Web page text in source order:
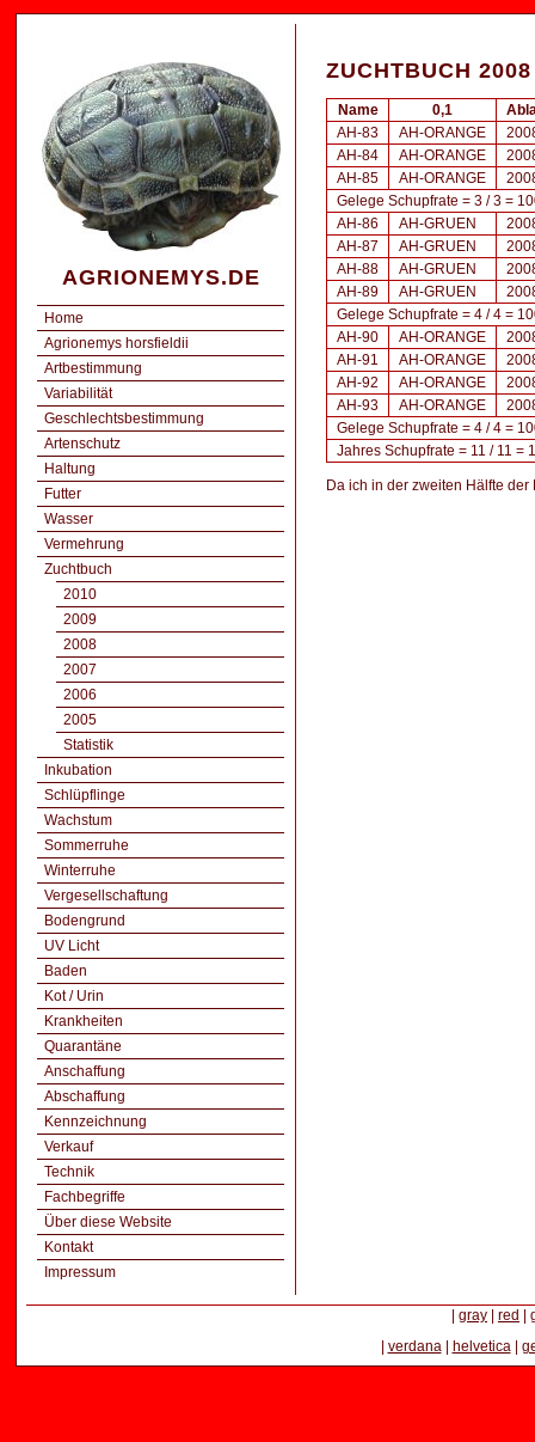
AGRIONEMYS.DE
Home
Agrionemys horsfieldii
Artbestimmung
Variabilität
Geschlechtsbestimmung
Artenschutz
Haltung
Futter
Wasser
Vermehrung
Zuchtbuch
2010
2009
2008
2007
2006
2005
Statistik
Inkubation
Schlüpflinge
Wachstum
Sommerruhe
Winterruhe
Vergesellschaftung
Bodengrund
UV Licht
Baden
Kot / Urin
Krankheiten
Quarantäne
Anschaffung
Abschaffung
Kennzeichnung
Verkauf
Technik
Fachbegriffe
Über diese Website
Kontakt
Impressum
ZUCHTBUCH 2008
Name 0,1
AH-83
AH-ORANGE
AH-84
AH-ORANGE
AH-85
AH-ORANGE
Gelege Schupfrate = 3 / 3 =
AH-86
AH-GRUEN
AH-87
AH-GRUEN
AH-88
AH-GRUEN
AH-89
AH-GRUEN
Gelege Schupfrate = 4 / 4 =
AH-90
AH-ORANGE
AH-91
AH-ORANGE
AH-92
AH-ORANGE
AH-93
AH-ORANGE
Gelege Schupfrate = 4 / 4 =
Jahres Schupfrate = 11 / 11 =
Da ich in der zweiten Hälfte
gray red
verdana| helvetica|